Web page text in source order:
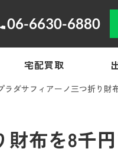
06-6630-6880
宅配買取
ラダサフィアーノ三つ折り財
布を8千